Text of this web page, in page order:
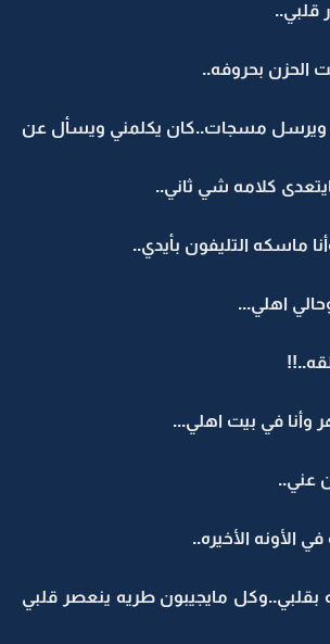
قلبي..
الحزن بحروفه..
ويرسل مسجات..كان يكلمني ويسأل عن
كلامه شي ثاني..
ماسكه التليفون بأيدي..
اهلي...
وأنا في بيت اهلي...
عني..
الأونه الأخيره..
بقلبي..وكل مايجيبون طريه ينعصر قلبي